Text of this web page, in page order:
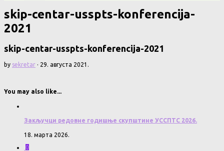
skip-centar-usspts-konferencija-
2021
skip-centar-usspts-konferencija-2021
by sekretar · 29. августа 2021.
You may also like...
Закључци редовне годишње скупштине УССПТС 2026.
18. марта 2026.
0